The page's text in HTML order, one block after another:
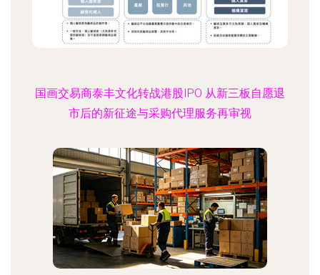
国画交易商泰丰文化转战港股IPO 从新三板自愿退
市后的新征途与采购代理服务再审视